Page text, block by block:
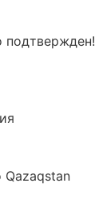
подтвержден!
Qazaqstan